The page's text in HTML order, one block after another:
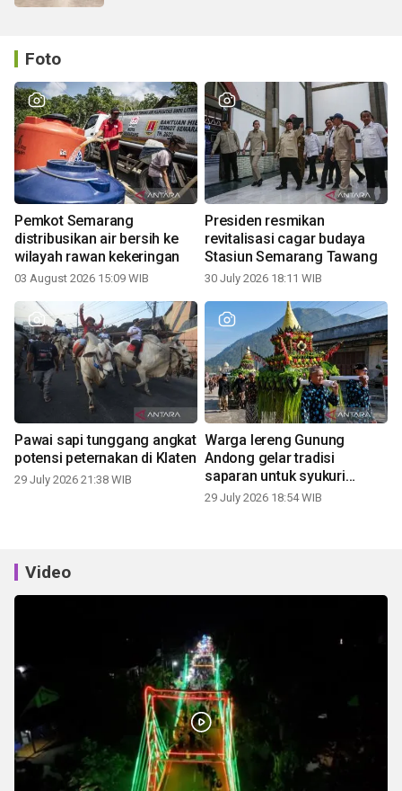
Foto
Pemkot Semarang
distribusikan air bersih ke
wilayah rawan kekeringan
03 August 2026 15:09 WIB
Presiden resmikan
revitalisasi cagar budaya
Stasiun Semarang Tawang
30 July 2026 18:11 WIB
Pawai sapi tunggang angkat
potensi peternakan di Klaten
29 July 2026 21:38 WIB
Warga lereng Gunung
Andong gelar tradisi
saparan untuk syukuri
panen
29 July 2026 18:54 WIB
Video